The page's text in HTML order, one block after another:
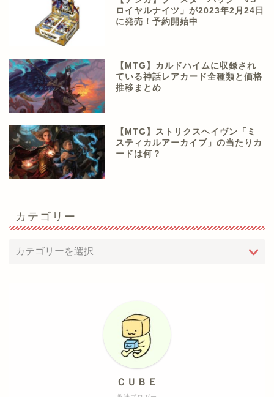
ロイヤルナイツ」が2023年2月24日
に発売！予約開始中
【MTG】カルドハイムに収録され
ている神話レアカード全種類と価格
推移まとめ
【MTG】ストリクスヘイヴン「ミ
スティカルアーカイブ」の当たりカ
ードは何？
カテゴリー
ＣＵＢＥ